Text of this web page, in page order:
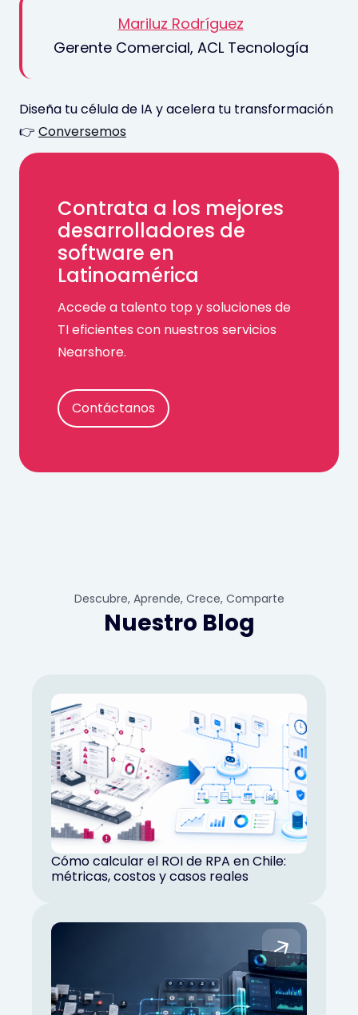
Mariluz Rodríguez
Gerente Comercial, ACL Tecnología
Diseña tu célula de IA y acelera tu transformación
👉 Conversemos
Contrata a los mejores
desarrolladores de
software en
Latinoamérica
Accede a talento top y soluciones de
TI eficientes con nuestros servicios
Nearshore.
Contáctanos
Descubre, Aprende, Crece, Comparte
Nuestro Blog
Cómo calcular el ROI de RPA en Chile:
métricas, costos y casos reales